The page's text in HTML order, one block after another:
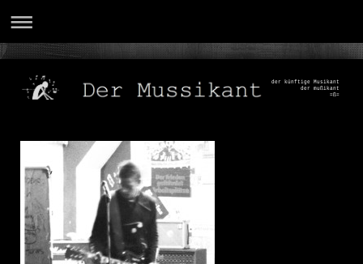
der künftige Musikant
der mußikant
=ß=